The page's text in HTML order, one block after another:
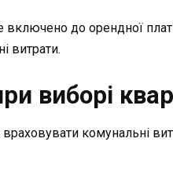
до орендної
витрати.
виборі
комунальні